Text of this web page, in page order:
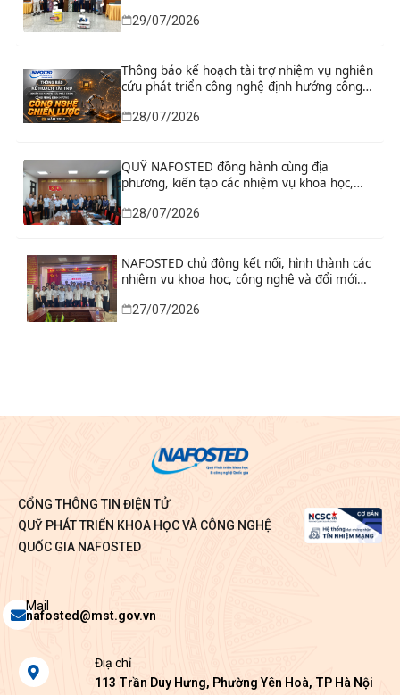
29/07/2026
Thông báo kế hoạch tài trợ nhiệm vụ nghiên
cứu phát triển công nghệ định hướng công
nghệ chiến lược năm 2026
28/07/2026
QUỸ NAFOSTED đồng hành cùng địa
phương, kiến tạo các nhiệm vụ khoa học,
phát triển thực tiễn
28/07/2026
NAFOSTED chủ động kết nối, hình thành các
nhiệm vụ khoa học, công nghệ và đổi mới
Bình
27/07/2026
CỔNG THÔNG TIN ĐIỆN TỬ
QUỸ PHÁT TRIỂN KHOA HỌC VÀ CÔNG NGHỆ
QUỐC GIA NAFOSTED
Envelope
Mail
nafosted@mst.gov.vn
Map-
marker-
Điạ chỉ
113 Trần Duy Hưng, Phường Yên Hoà, TP Hà Nội